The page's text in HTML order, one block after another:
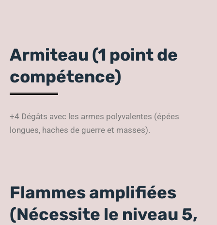
Armiteau (1 point de
compétence)
+4 Dégâts avec les armes polyvalentes (épées
longues, haches de guerre et masses).
Flammes amplifiées
(Nécessite le niveau 5,